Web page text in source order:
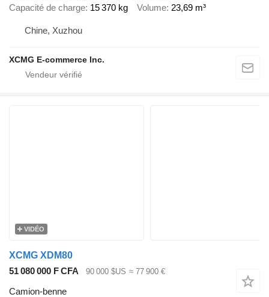
Capacité de charge 15 370 kg Volume 23,69 m³
Chine, Xuzhou
XCMG E-commerce Inc.
VIDÉO
XCMG XDM80
51 080 000 F CFA
90 000 $US ≈ 77 900 €
Camion-benne